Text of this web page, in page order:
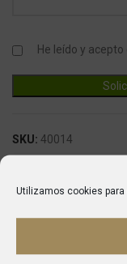
Utilizamos cookies
He leído y acepto
SKU: 40014
Hostelería